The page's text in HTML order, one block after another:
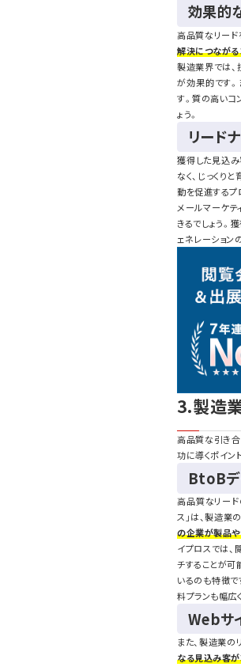
効果的
高品質なリード
解決につながる
製造業界では
が効果的です。
す。質の高いコ
ょう。
リード
獲得した見込
なく、じっくり
動を促進するプ
メールマーケテ
きるでしょう。
ェネレーション
3.製造
高品質な引き合
功に導くポイン
BtoBデ
高品質なリー
ス」は、製造業
の企業が製品
イプロスでは
チすることが可
いるのも特徴で
料プランも幅広
Webサ
また、製造業の
なる見込み客